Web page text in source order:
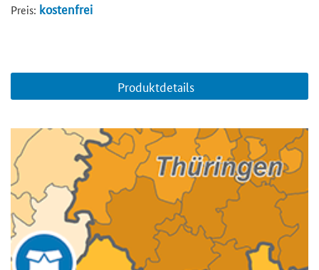
Preis: kostenfrei
Produktdetails